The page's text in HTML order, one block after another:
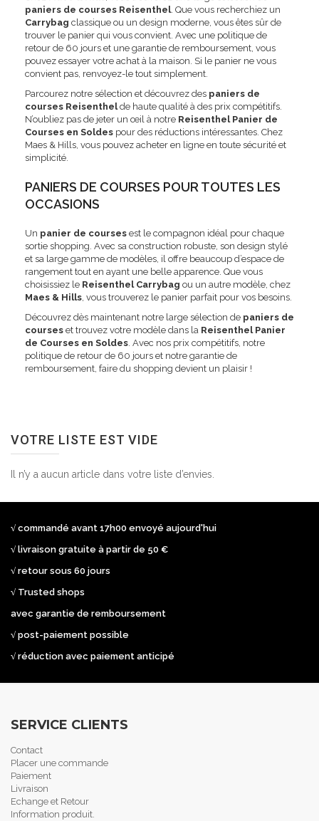
paniers de courses Reisenthel. Que vous recherchiez un
Carrybag classique ou un design moderne, vous êtes sûr de
trouver le panier qui vous convient. Avec une politique de
retour de 60 jours et une garantie de remboursement, vous
pouvez essayer votre achat à la maison. Si le panier ne vous
convient pas, renvoyez-le tout simplement.
Parcourez notre sélection et découvrez des paniers de
courses Reisenthelde haute qualité à des prix compétitifs.
N’oubliez pas de jeter un œil à notre Reisenthel Panier de
Courses en Soldes pour des réductions intéressantes. Chez
Maes & Hills, vous pouvez acheter en ligne en toute sécurité et
simplicité.
PANIERS DE COURSES POUR TOUTES LES
OCCASIONS
Un panier de courses est le compagnon idéal pour chaque
sortie shopping. Avec sa construction robuste, son design stylé
et sa large gamme de modèles, il offre beaucoup d’espace de
rangement tout en ayant une belle apparence. Que vous
choisissiez le Reisenthel Carrybag ou un autre modèle, chez
Maes & Hills, vous trouverez le panier parfait pour vos besoins.
Découvrez dès maintenant notre large sélection de paniers de
courses et trouvez votre modèle dans la Reisenthel Panier
de Courses en Soldes. Avec nos prix compétitifs, notre
politique de retour de 60 jours et notre garantie de
remboursement, faire du shopping devient un plaisir !
VOTRE LISTE EST VIDE
Il n’y a aucun article dans votre liste d’envies.
√ commandé avant 17h00 envoyé aujourd'hui
√ livraison gratuite à partir de 50 €
√ retour sous 60 jours
√ Trusted shops
avec garantie de remboursement
√ post-paiement possible
√ réduction avec paiement anticipé
SERVICE CLIENTS
Contact
Placer une commande
Paiement
Livraison
Echange et Retour
Information produit.